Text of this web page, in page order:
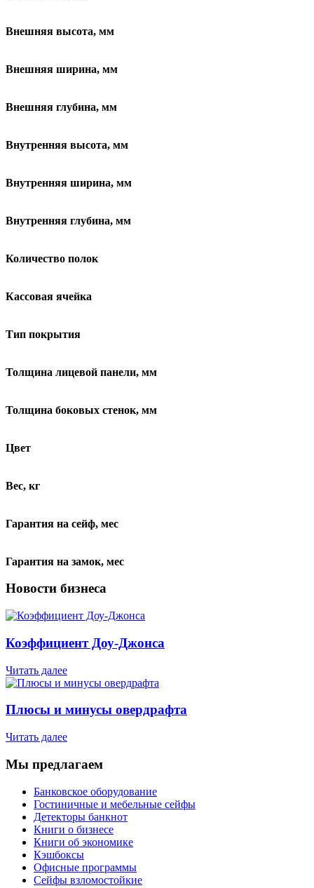
Внешняя высота, мм
Внешняя ширина, мм
Внешняя глубина, мм
Внутренняя высота, мм
Внутренняя ширина, мм
Внутренняя глубина, мм
Количество полок
Кассовая ячейка
Тип покрытия
Толщина лицевой панели, мм
Толщина боковых стенок, мм
Цвет
Вес, кг
Гарантия на сейф, мес
Гарантия на замок, мес
Новости бизнеса
Коэффициент Доу-Джонса
Читать далее
Плюсы и минусы овердрафта
Читать далее
Мы предлагаем
Банковское оборудование
Гостиничные и мебельные сейфы
Детекторы банкнот
Книги о бизнесе
Книги об экономике
Кэшбоксы
Офисные программы
Сейфы взломостойкие